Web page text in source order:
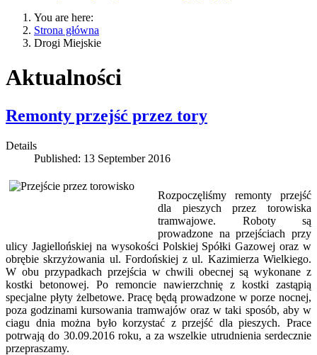
You are here:
Strona główna
Drogi Miejskie
Aktualności
Remonty przejść przez tory
Details
Published: 13 September 2016
Rozpoczęliśmy remonty przejść
dla pieszych przez torowiska
tramwajowe. Roboty są
prowadzone na przejściach przy
ulicy Jagiellońskiej na wysokości Polskiej Spółki Gazowej oraz w
obrębie skrzyżowania ul. Fordońskiej z ul. Kazimierza Wielkiego.
W obu przypadkach przejścia w chwili obecnej są wykonane z
kostki betonowej. Po remoncie nawierzchnię z kostki zastąpią
specjalne płyty żelbetowe. Pracę będą prowadzone w porze nocnej,
poza godzinami kursowania tramwajów oraz w taki sposób, aby w
ciagu dnia można było korzystać z przejść dla pieszych. Prace
potrwają do 30.09.2016 roku, a za wszelkie utrudnienia serdecznie
przepraszamy.